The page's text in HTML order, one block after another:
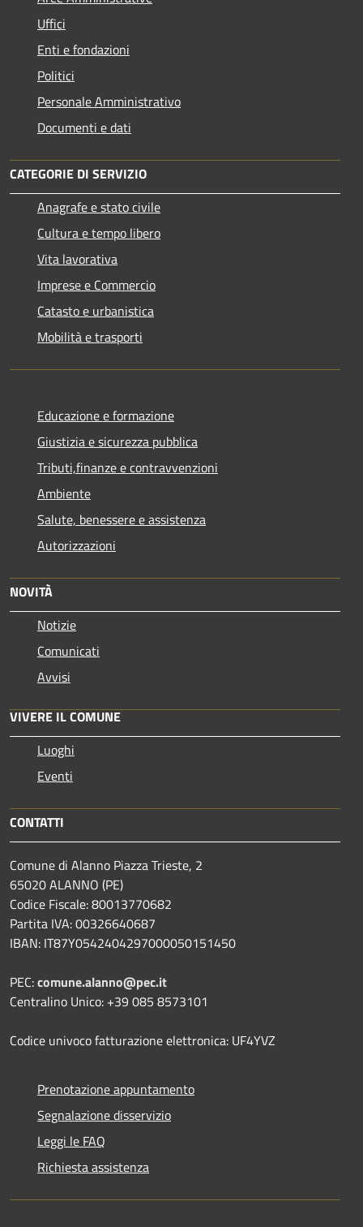
Uffici
Enti e fondazioni
Politici
Personale Amministrativo
Documenti e dati
CATEGORIE DI SERVIZIO
Anagrafe e stato civile
Cultura e tempo libero
Vita lavorativa
Imprese e Commercio
Catasto e urbanistica
Mobilità e trasporti
Educazione e formazione
Giustizia e sicurezza pubblica
Tributi,finanze e contravvenzioni
Ambiente
Salute, benessere e assistenza
Autorizzazioni
NOVITÀ
Notizie
Comunicati
Avvisi
VIVERE IL COMUNE
Luoghi
Eventi
CONTATTI
Comune di Alanno Piazza Trieste, 2
65020 ALANNO (PE)
Codice Fiscale: 80013770682
Partita IVA: 00326640687
IBAN: IT87Y0542404297000050151450
PEC:comune.alanno@pec.it
Centralino Unico: +39 085 8573101
Codice univoco fatturazione elettronica: UF4YVZ
Prenotazione appuntamento
Segnalazione disservizio
Leggi le FAQ
Richiesta assistenza